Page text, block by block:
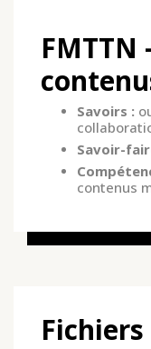
FMTTN
Savoirs :
Savoir-
contenus